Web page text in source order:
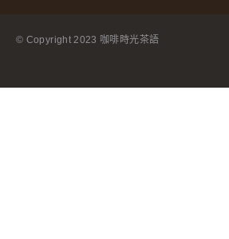
© Copyright2023 咖啡時光茶語